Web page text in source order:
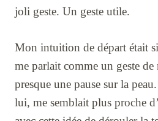
joli geste. Un geste utile.
Mon intuition de départ était
me parlait comme un geste de
presque une pause sur la
lui, me semblait plus proche